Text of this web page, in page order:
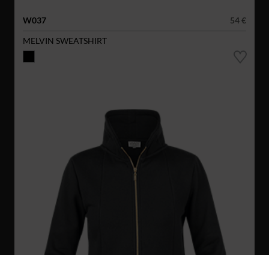
W037
54 €
MELVIN SWEATSHIRT